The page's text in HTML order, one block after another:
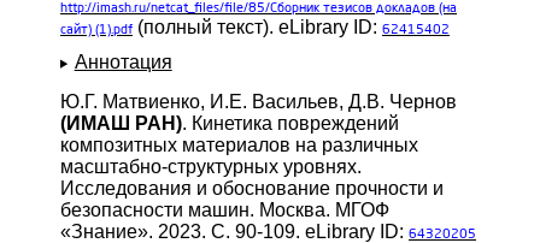
http://imash.ru/netcat_files/file/85/Сборник тезисов докладов (на
сайт) (1).pdf (полный текст). eLibrary ID: 62415402
Аннотация
Ю.Г. Матвиенко, И.Е. Васильев, Д.В. Чернов
(ИМАШ РАН). Кинетика повреждений
композитных материалов на различных
масштабно-структурных уровнях.
Исследования и обоснование прочности и
безопасности машин. Москва. МГОФ
«Знание». 2023. С. 90-109. eLibrary ID: 64320205